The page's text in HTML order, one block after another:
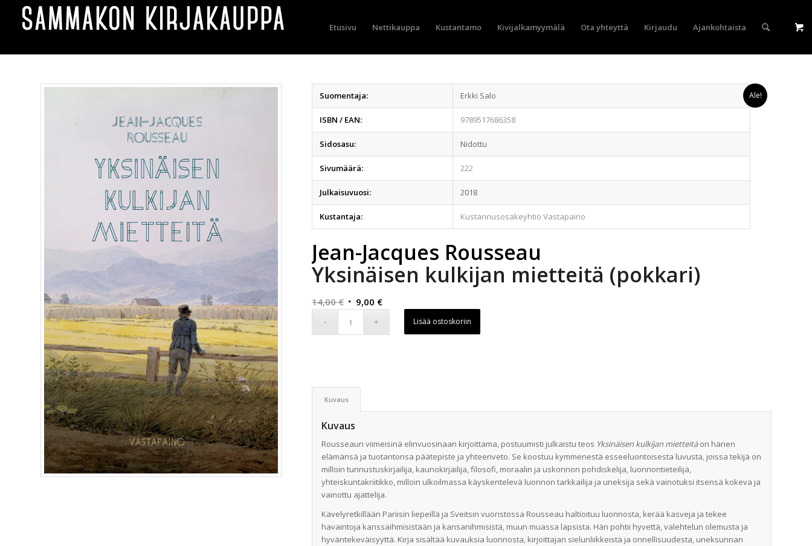
Etusivu Nettikauppa Kustantamo Kivijalkamyymälä Ota yhteyttä Kirjaudu Ajankohtaista
Ale!
Suomentaja: Erkki Salo
ISBN / EAN: 9789517686358
Sidosasu: Nidottu
Sivumäärä: 222
Julkaisuvuosi: 2018
Kustantaja: Kustannusosakeyhtiö Vastapaino
Jean-Jacques Rousseau
Yksinäisen kulkijan mietteitä (pokkari)
14,00€ Alkuperäinen
9,00 €Nykyinen
Lisää ostoskoriin
Kuvaus
Kuvaus
Rousseaun viimeisinä elinvuosinaan kirjoittama, postuumisti julkaistu teos Yksinäisen kulkijan mietteitäon hänen
elämänsä ja tuotantonsa päätepiste ja yhteenveto. Se koostuu kymmenestä esseeluontoisesta luvusta, joissa tekijä on
milloin tunnustuskirjailija, kaunokirjailija, filosofi, moraalin ja uskonnon pohdiskelija, luonnontieteilijä,
yhteiskuntakriitikko, milloin ulkoilmassa käyskentelevä luonnon tarkkailija ja uneksija sekä vainotuksi itsensä kokeva ja
vainottu ajattelija.
Kävelyretkillään Pariisin liepeillä ja Sveitsin vuoristossa Rousseau haltioituu luonnosta, kerää kasveja ja tekee
havaintoja kanssaihmisistään ja kansanihmisistä, muun muassa lapsista. Hän pohtii hyvettä, valehtelun olemusta ja
hyväntekeväisyyttä. Kirja sisältää kuvauksia luonnosta, kirjoittajan sielunliikkeistä ja onnellisuudesta, uneksunnan